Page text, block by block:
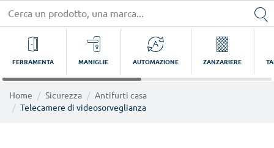
FERRAMENTA MANIGLIE AUTOMAZIONE ZANZARIERE
Home Sicurezza
Antifurti casa
Telecamere di videosorveglianza